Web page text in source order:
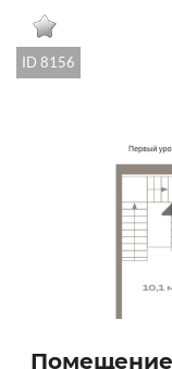
ID 8156